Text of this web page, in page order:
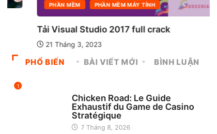
PHẦN MỀM PHẦN MỀM MÁY TÍNH
Tải Visual Studio 2017 full crack
21 Tháng 3, 2023
PHỔ BIẾN BÀI VIẾT MỚI BÌNH LUẬN
1
Chicken Road: Le Guide
Exhaustif du Game de Casino
Stratégique
7 Tháng 8, 2026